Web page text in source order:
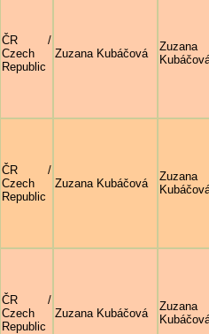
ČR /
Czech
Republic
Zuzana Kubáčová
Zuzana
ČR /
Czech
Republic
Zuzana Kubáčová
Zuzana
ČR /
Czech
Republic
Zuzana Kubáčová
Zuzana